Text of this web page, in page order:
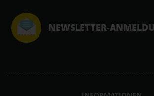
NEWSLETTER-